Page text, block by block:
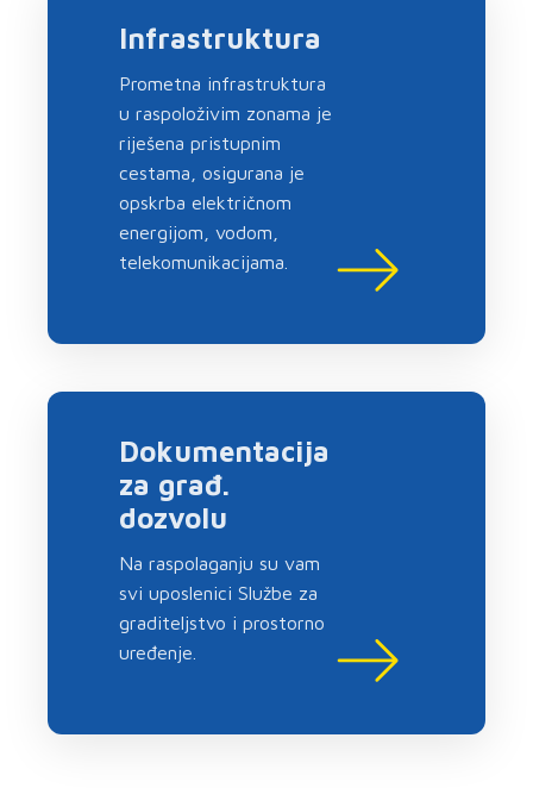
Infrastruktura
Prometna infrastruktura
u raspoloživim zonama je
riješena pristupnim
cestama, osigurana je
opskrba električnom
energijom, vodom,
telekomunikacijama.
Dokumentacija
za građ.
dozvolu
Na raspolaganju su vam
svi uposlenici Službe za
graditeljstvo i prostorno
uređenje.